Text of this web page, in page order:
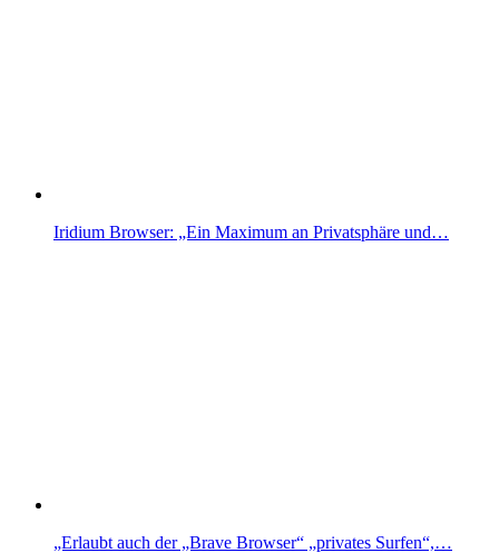
Iridium Browser: „Ein Maximum an Privatsphäre und…
„Erlaubt auch der „Brave Browser“ „privates Surfen“,…